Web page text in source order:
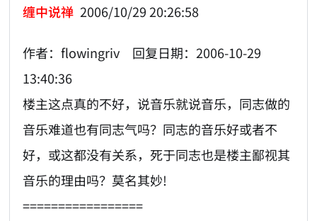
缠中说禅 2006/10/29 20:26:58
作者：flowingriv 回复日期：2006-10-29
13:40:36
楼主这点真的不好，说音乐就说音乐，同志做的
音乐难道也有同志气吗？同志的音乐好或者不
好，或这都没有关系，死于同志也是楼主鄙视其
音乐的理由吗？莫名其妙!
=================